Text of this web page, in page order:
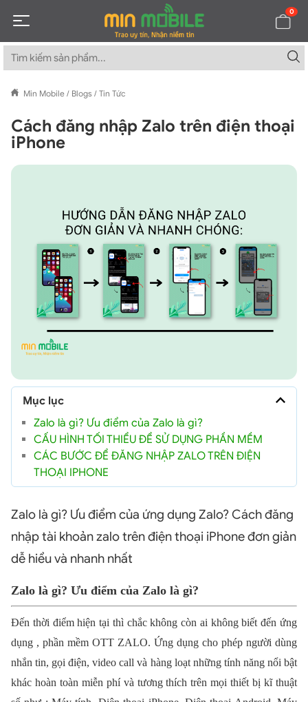
0
Min Mobile / Blogs / Tin Tức
Cách đăng nhập Zalo trên điện thoại
iPhone
Mục lục
Zalo là gì? Ưu điểm của Zalo là gì?
CẤU HÌNH TỐI THIỂU ĐỂ SỬ DỤNG PHẦN MỀM
CÁC BƯỚC ĐỂ ĐĂNG NHẬP ZALO TRÊN ĐIỆN
THOẠI IPHONE
Zalo là gì? Ưu điểm của ứng dụng Zalo? Cách đăng
nhập tài khoản zalo trên điện thoại iPhone đơn giản
dễ hiểu và nhanh nhất
Zalo là gì? Ưu điểm của Zalo là gì?
Đến thời điểm hiện tại thì chắc không còn ai không biết đến ứng
dụng , phần mềm OTT ZALO. Ứng dụng cho phép người dùng
nhắn tin, gọi điện, video call và hàng loạt những tính năng nổi bật
khác hoàn toàn miễn phí và tương thích trên mọi thiết bị kĩ thuật